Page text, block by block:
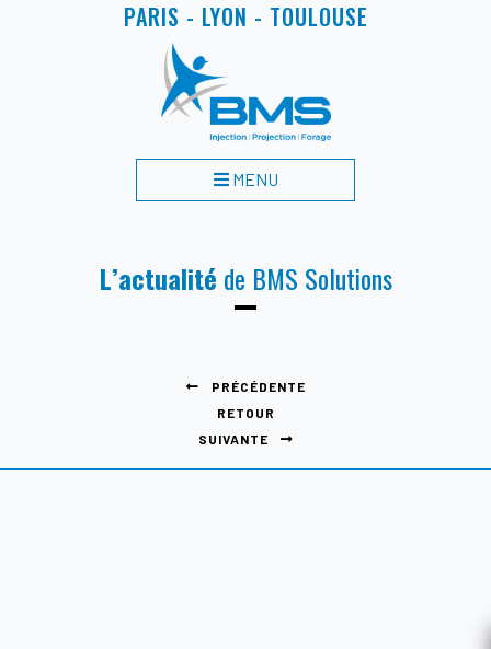
PARIS - LYON - TOULOUSE
MENU
L’actualité de BMS Solutions
PRÉCÉDENTE
RETOUR
SUIVANTE